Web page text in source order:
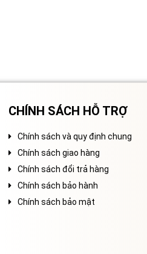
CHÍNH SÁCH HỖ TRỢ
Chính sách và quy định chung
Chính sách giao hàng
Chính sách đổi trả hàng
Chính sách bảo hành
Chính sách bảo mật